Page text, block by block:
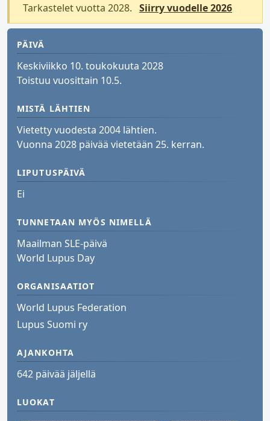
Tarkastelet vuotta 2028. Siirry vuodelle 2026
PÄIVÄ
Keskiviikko 10. toukokuuta 2028
Toistuu vuosittain 10.5.
MISTÄ LÄHTIEN
Vietetty vuodesta 2004 lähtien.
Vuonna 2028 päivää vietetään 25. kerran.
LIPUTUSPÄIVÄ
Ei
TUNNETAAN MYÖS NIMELLÄ
Maailman SLE-päivä
World Lupus Day
ORGANISAATIOT
World Lupus Federation
Lupus Suomi ry
AJANKOHTA
642 päivää jäljellä
LUOKAT